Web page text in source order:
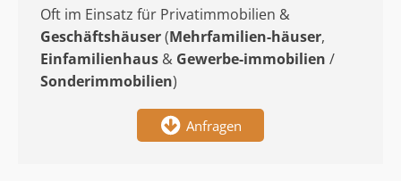
Oft im Einsatz für Privatimmobilien &
Geschäftshäuser(Mehrfamilien-häuser,
Einfamilienhaus & Gewerbe-immobilien /
Sonderimmobilien)
Anfragen